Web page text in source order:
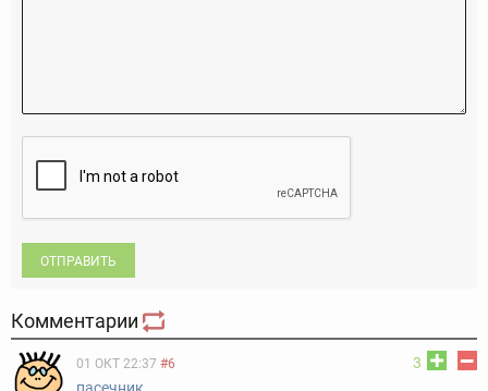
ОТПРАВИТЬ
Комментарии
3
01 ОКТ 22:37 #6